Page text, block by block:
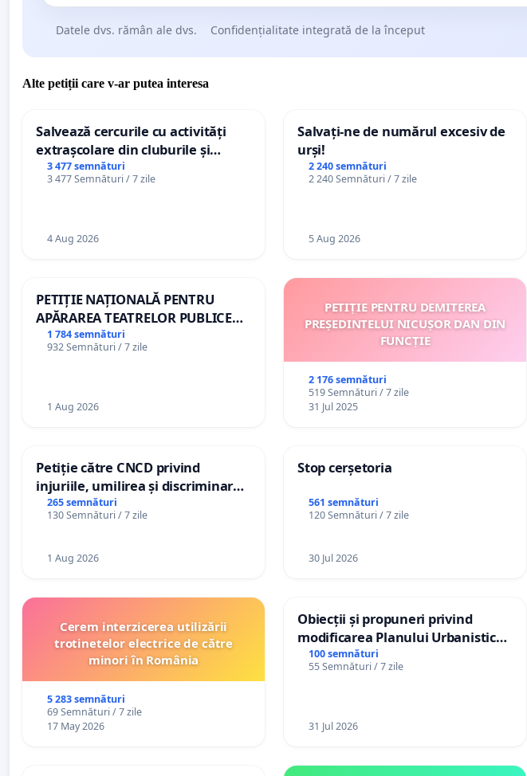
Datele dvs. rămân ale dvs. Confidențialitate integrată de la început
Alte petiții care v-ar putea interesa
Salvează cercurile cu activități
extrașcolare din cluburile și
palatele copiilor
3 477 semnături
3 477 Semnături / 7 zile
4 Aug 2026
Salvați-ne de numărul excesiv de
urși!
2 240 semnături
2 240 Semnături / 7 zile
5 Aug 2026
PETIȚIE NAȚIONALĂ PENTRU
APĂRAREA TEATRELOR PUBLICE
DE REPERTORIU DIN ROMÂNIA
1 784 semnături
932 Semnături / 7 zile
1 Aug 2026
PETIȚIE PENTRU DEMITEREA
PREȘEDINTELUI NICUȘOR DAN DIN
FUNCȚIE
2 176 semnături
519 Semnături / 7 zile
31 Jul 2025
Petiție către CNCD privind
injuriile, umilirea și discriminarea
persoanelor cu dizabilități de
către utilizatorul TikTok „Gorici”
265 semnături
130 Semnături / 7 zile
1 Aug 2026
Stop cerșetoria
561 semnături
120 Semnături / 7 zile
30 Jul 2026
Cerem interzicerea utilizării
trotinetelor electrice de către
minori în România
5 283 semnături
69 Semnături / 7 zile
17 May 2026
Obiecții și propuneri privind
modificarea Planului Urbanistic
General al orașului Ialoveni
100 semnături
55 Semnături / 7 zile
31 Jul 2026